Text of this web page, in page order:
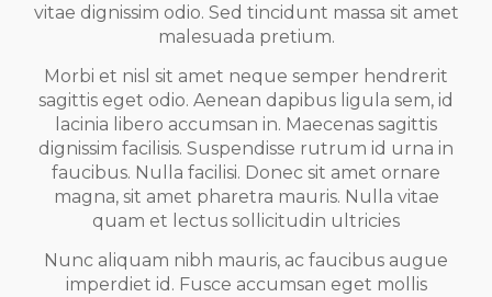
vitae dignissim odio. Sed tincidunt massa sit amet
malesuada pretium.
Morbi et nisl sit amet neque semper hendrerit
sagittis eget odio. Aenean dapibus ligula sem, id
lacinia libero accumsan in. Maecenas sagittis
dignissim facilisis. Suspendisse rutrum id urna in
faucibus. Nulla facilisi. Donec sit amet ornare
magna, sit amet pharetra mauris. Nulla vitae
quam et lectus sollicitudin ultricies
Nunc aliquam nibh mauris, ac faucibus augue
imperdiet id. Fusce accumsan eget mollis